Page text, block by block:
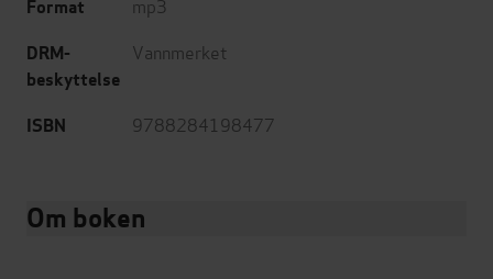
Format mp3
DRM-
beskyttelse
Vannmerket
ISBN 9788284198477
Om boken